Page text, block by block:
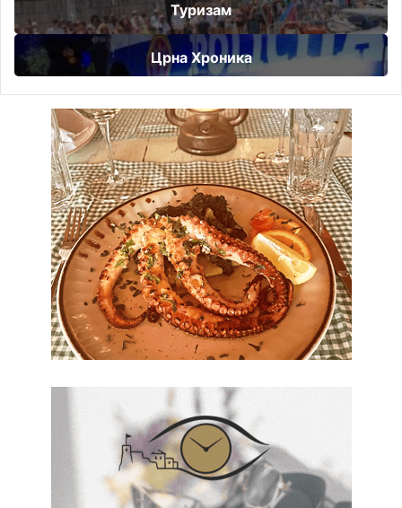
Туризам
Црна Хроника